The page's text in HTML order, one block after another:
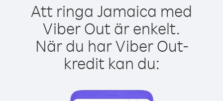
Att ringa Jamaica med
Viber Out är enkelt.
När du har Viber Out-
kredit kan du: